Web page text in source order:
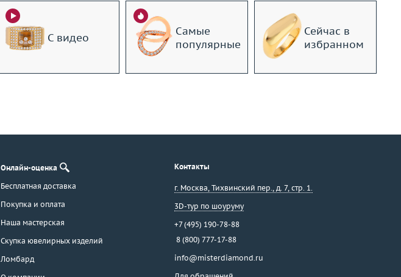
С видео
Самые
популярные
Сейчас в
избранном
Онлайн-оценка
Бесплатная доставка
Покупка и оплата
Наша мастерская
Скупка ювелирных изделий
Ломбард
Контакты
г. Москва, Тихвинский пер., д. 7, стр. 1.
3D-тур по шоуруму
+7 (495) 190-78-88
8 (800) 777-17-88
info@misterdiamond.ru